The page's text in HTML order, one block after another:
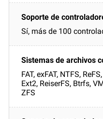
Sí, más de 100
FAT, exFAT, NTFS,
Ext2, ReiserFS, Btrfs,
ZFS